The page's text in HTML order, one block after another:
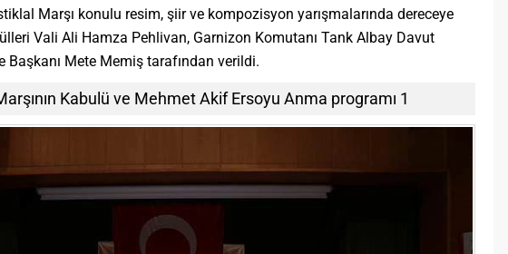
Marşı konulu resim, şiir ve kompozisyon yarışmalarında dereceye
Vali Ali Hamza Pehlivan, Garnizon Komutanı Tank Albay Davut
Başkanı Mete Memiş tarafından verildi.
Kabulü ve Mehmet Akif Ersoyu Anma programı 1